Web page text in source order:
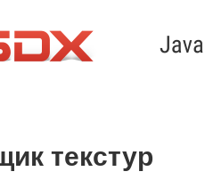
текстур